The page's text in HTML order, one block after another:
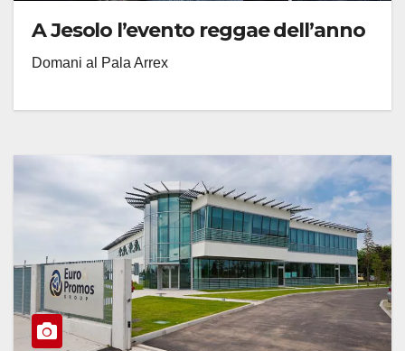
A Jesolo l’evento reggae dell’anno
Domani al Pala Arrex